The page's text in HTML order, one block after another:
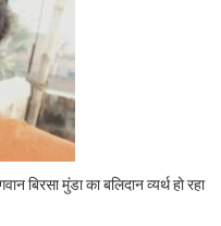
बिरसा मुंडा का बलिदान व्यर्थ हो रहा